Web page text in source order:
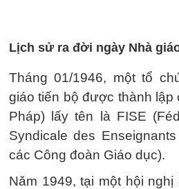
Lịch sử ra đời ngày Nhà
Tháng 01/1946, một tổ
giáo tiến bộ được thành lập
Pháp) lấy tên là FISE
Syndicale des
các Công đoàn Giáo dục).
Nǎm 1949, tại một hội